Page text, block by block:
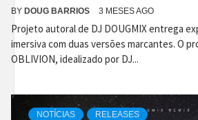
BY DOUG BARRIOS 3 MESES AGO
Projeto autoral de DJ DOUGMIX entrega
imersiva com duas versões marcantes. O
OBLIVION, idealizado por DJ...
NOTÍCIAS RELEASES